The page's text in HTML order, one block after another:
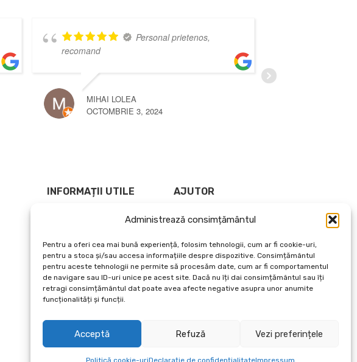
Administrează consimțământul
Pentru a oferi cea mai bună experiență, folosim tehnologii, cum ar fi cookie-uri,
pentru a stoca și/sau accesa informațiile despre dispozitive. Consimțământul
pentru aceste tehnologii ne permite să procesăm date, cum ar fi comportamentul
de navigare sau ID-uri unice pe acest site. Dacă nu îți dai consimțământul sau îți
retragi consimțământul dat poate avea afecte negative asupra unor anumite
funcționalități și funcții.
Acceptă Refuză Vezi preferințele
Politică cookie-uriDeclarație de confidențialitateImpressum
Personal prietenos,
recomand
MIHAI LOLEA
OCTOMBRIE 3, 2024
INFORMAȚII UTILE
Termeni si Condiții
Contact
Sitemap
AJUTOR
Cum cumpăr?
ANPC
Despre noi
Brand Kit
Articole Utile